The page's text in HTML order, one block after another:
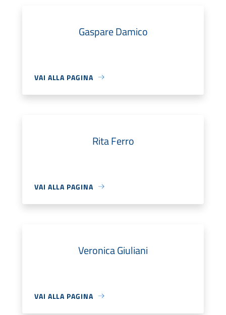
Gaspare Damico
VAI ALLA PAGINA
Rita Ferro
VAI ALLA PAGINA
Veronica Giuliani
VAI ALLA PAGINA